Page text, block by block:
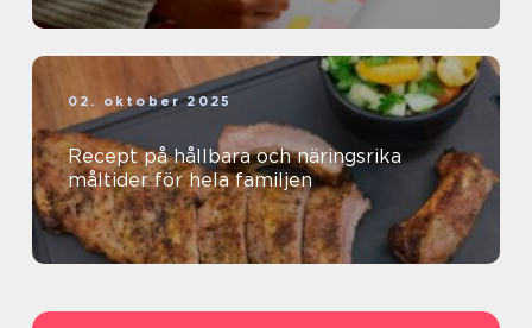
02. oktober 2025
Recept på hållbara och näringsrika
måltider för hela familjen